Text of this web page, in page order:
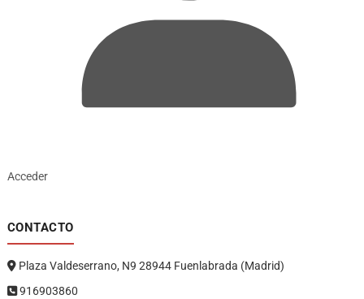
Acceder
CONTACTO
Plaza Valdeserrano, N9 28944 Fuenlabrada (Madrid)
916903860